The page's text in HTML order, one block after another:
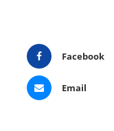
Facebook
Email